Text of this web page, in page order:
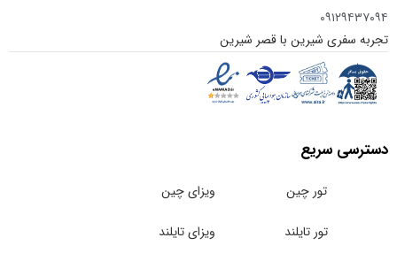
۰۹۱۲۹۴۳۷۰۹۴
تجربه سفری شیرین با قصر شیرین
دسترسی سریع
تور چین
تور تایلند
ویزای چین
ویزای تایلند